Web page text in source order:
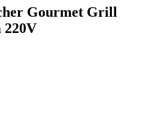
Gourmet Grill
220V